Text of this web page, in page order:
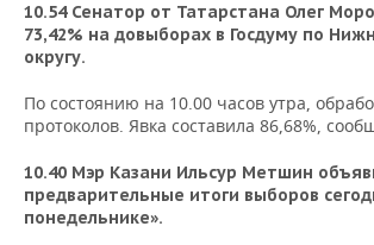
10.54 Сенатор от Татарстана Олег
73,42% на довыборах в Госдуму по
округу.
По состоянию на 10.00 часов утра,
протоколов. Явка составила 86,68%,
10.40 Мэр Казани Ильсур Метшин
предварительные итоги выборов
понедельнике».